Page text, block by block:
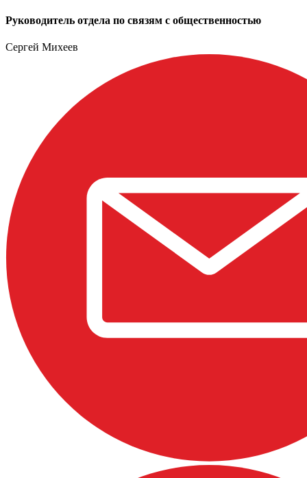
Руководитель отдела по связям с общественностью
Сергей Михеев